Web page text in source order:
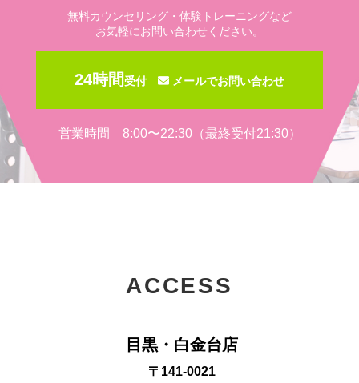
無料カウンセリング・体験トレーニングなど
お気軽にお問い合わせください。
24時間受付 メールでお問い合わせ
営業時間 8:00〜22:30（最終受付21:30）
ACCESS
目黒・白金台店
〒141-0021